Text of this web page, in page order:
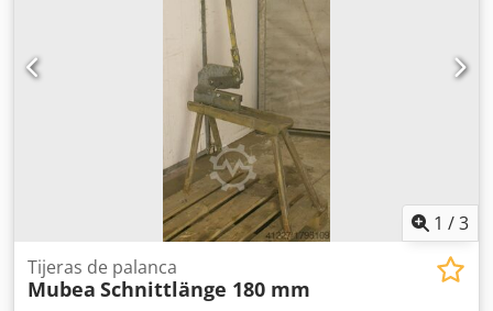
1 /3
Tijeras de palanca
Mubea Schnittlänge 180 mm